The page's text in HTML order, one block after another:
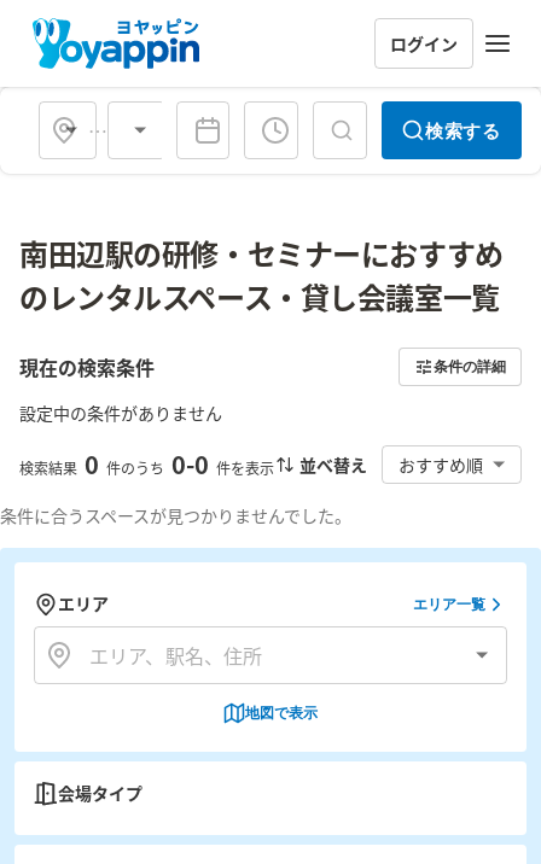
ログイン
会場タイプ 検索する
南田辺駅の研修・セミナーにおすすめ
のレンタルスペース・貸し会議室一覧
現在の検索条件 条件の詳細
設定中の条件がありません
検索結果 0 件のうち 0-0 件を表示 並べ替え おすすめ順
条件に合うスペースが見つかりませんでした。
エリア エリア一覧
地図で表示
会場タイプ